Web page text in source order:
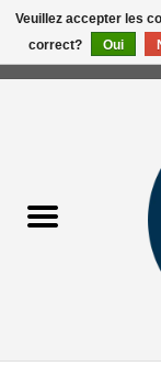
Liquidation/
Patins Usagés
Veuillez accepter les
correct?
Oui